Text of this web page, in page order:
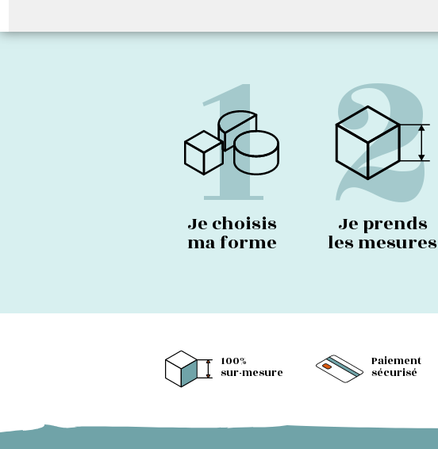
1
Je choisis
ma forme 2
Je prends
les mesures
100%
sur-mesure
Paiement
sécurisé